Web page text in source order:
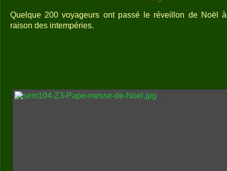
Quelque 200 voyageurs ont passé le réveillon de Noël
raison des intempéries.